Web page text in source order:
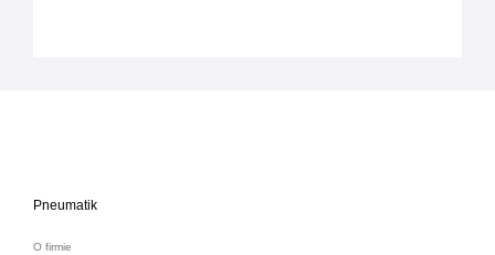
Pneumatik
O firmie